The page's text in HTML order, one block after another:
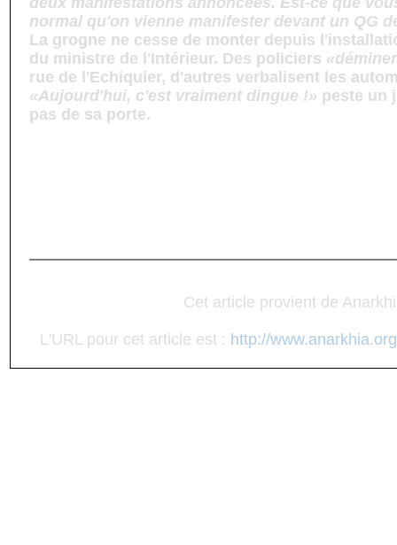
normal qu'on vienne manifester devant un QG
La grogne ne cesse de monter depuis
du ministre de l'Intérieur. Des policiers
rue de l'Echiquier, d'autres verbalisent les
«Aujourd'hui, c'est vraiment dingue !» peste un
pas de sa porte.
Cet article provient de
L'URL pour cet article est : http://